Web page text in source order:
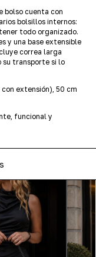
bolso cuenta con
bolsillos internos:
todo organizado.
y una base extensible
correa larga
transporte si lo
extensión), 50 cm
funcional y